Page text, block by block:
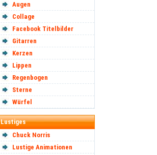
Augen
Collage
Facebook Titelbilder
Gitarren
Kerzen
Lippen
Regenbogen
Sterne
Würfel
Lustiges
Chuck Norris
Lustige Animationen